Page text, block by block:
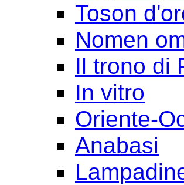
Toson
Nomen
Il trono di
In vitro
Oriente-
Anabasi